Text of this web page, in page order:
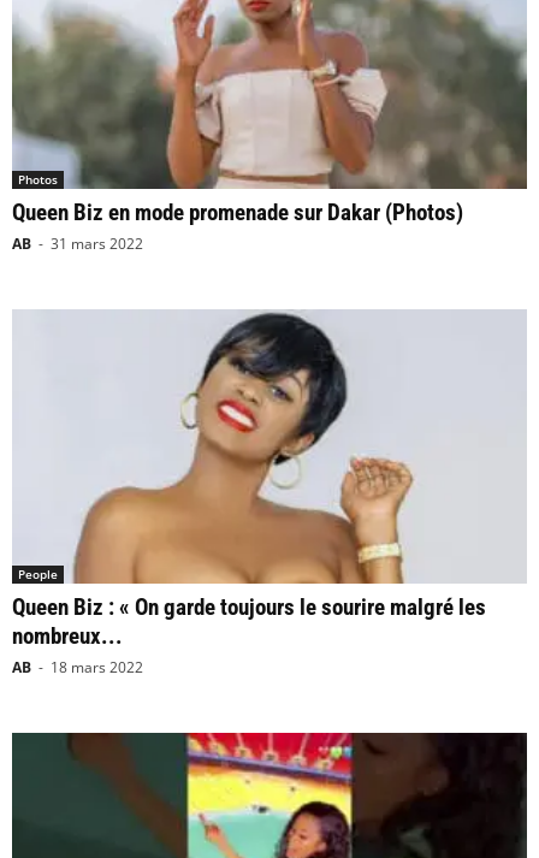
Photos
Queen Biz en mode promenade sur Dakar (Photos)
AB - 31 mars 2022
People
Queen Biz : « On garde toujours le sourire malgré les
nombreux...
AB - 18 mars 2022